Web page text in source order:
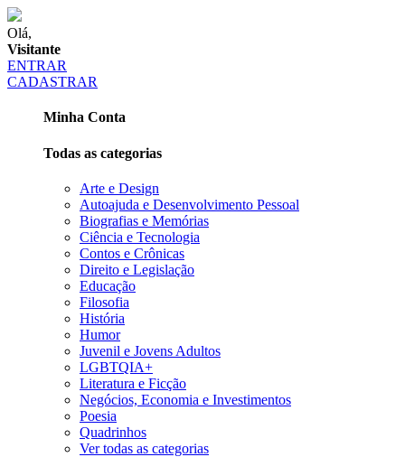
Olá,
Visitante
ENTRAR
CADASTRAR
Minha Conta
Todas as categorias
Arte e Design
Autoajuda e Desenvolvimento Pessoal
Biografias e Memórias
Ciência e Tecnologia
Contos e Crônicas
Direito e Legislação
Educação
Filosofia
História
Humor
Juvenil e Jovens Adultos
LGBTQIA+
Literatura e Ficção
Negócios, Economia e Investimentos
Poesia
Quadrinhos
Ver todas as categorias